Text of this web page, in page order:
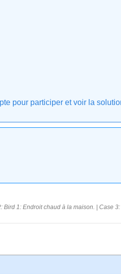
pour participer et voir la
1: Endroit chaud à la maison. | Case